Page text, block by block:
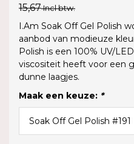
15,67Incl btw.
I.Am Soak Off Gel Polish
aanbod van modieuze
Polish is een 100% UV/
viscositeit heeft voor een
dunne laagjes.
Maak een keuze: *